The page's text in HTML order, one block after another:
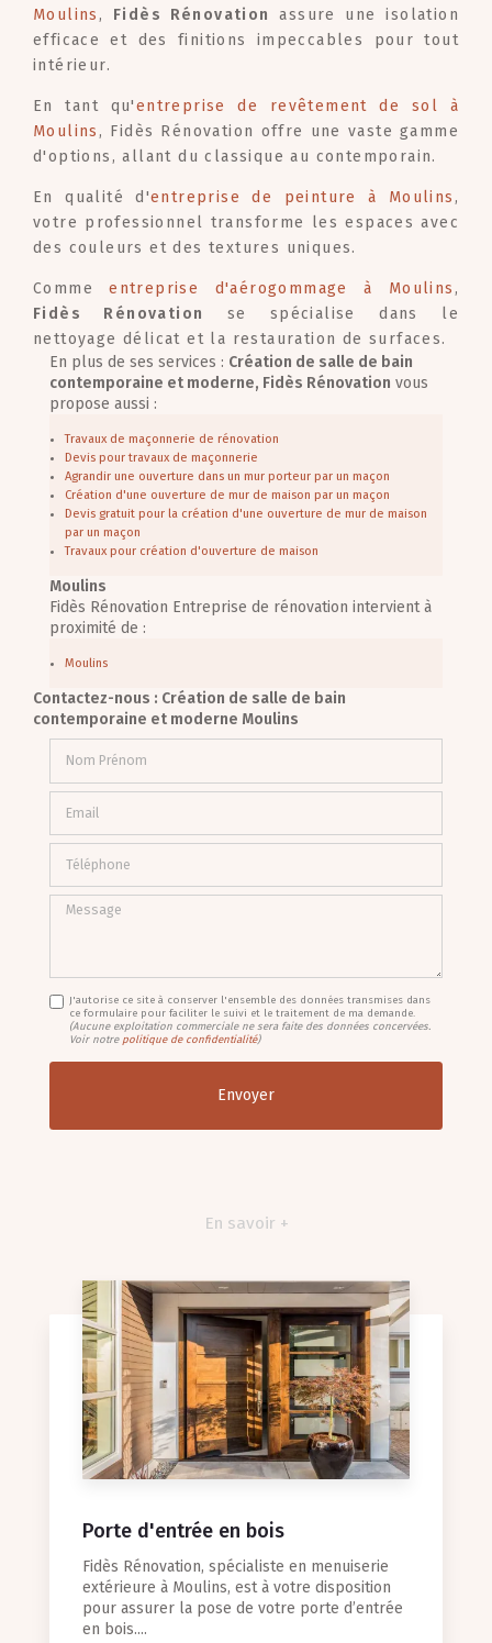
Moulins , Fidès Rénovation
assure une isolation
efficace et des finitions impeccables pour tout
intérieur.
En tant qu'entreprise de revêtement de sol à
Moulins , Fidès Rénovation offre une vaste gamme
d'options, allant du classique au contemporain.
En qualité d'entreprise de peinture à Moulins ,
votre professionnel transforme les espaces avec
des couleurs et des textures uniques.
Commeentreprise d'aérogommage à Moulins ,
Fidès Rénovation
se spécialise dans le
nettoyage délicat et la restauration de surfaces.
En plus de ses services : Création de salle de bain
contemporaine et moderne, Fidès Rénovation vous
propose aussi :
Travaux de maçonnerie de rénovation
Devis pour travaux de maçonnerie
Agrandir une ouverture dans un mur porteur par un maçon
Création d'une ouverture de mur de maison par un maçon
Devis gratuit pour la création d'une ouverture de mur de maison
par un maçon
Travaux pour création d'ouverture de maison
Moulins
Fidès Rénovation Entreprise de rénovation intervient à
proximité de :
Moulins
Contactez-nous : Création de salle de bain
contemporaine et moderne Moulins
Message
J'autorise ce site à conserver l'ensemble des données transmises dans
ce formulaire pour faciliter le suivi et le traitement de ma demande.
(Aucune exploitation commerciale ne sera faite des données concervées.
Voir notre politique de confidentialité)
En savoir +
Porte d'entrée en bois
Fidès Rénovation, spécialiste en menuiserie
extérieure à Moulins, est à votre disposition
pour assurer la pose de votre porte d’entrée
en bois....